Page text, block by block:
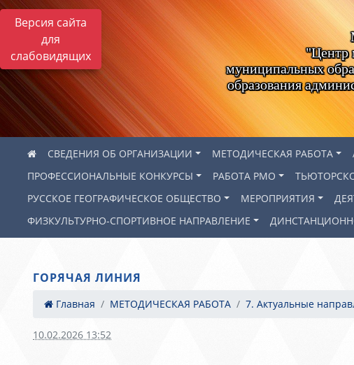
Версия сайта
для
слабовидящих
"Центр
муниципальных
образования
СВЕДЕНИЯ ОБ ОРГАНИЗАЦИИ МЕТОДИЧЕСКАЯ РАБОТА
ПРОФЕССИОНАЛЬНЫЕ КОНКУРСЫ
РАБОТА РМО
РУССКОЕ ГЕОГРАФИЧЕСКОЕ ОБЩЕСТВО
МЕРОПРИЯТИЯ
ФИЗКУЛЬТУРНО-СПОРТИВНОЕ НАПРАВЛЕНИЕ
ГОРЯЧАЯ ЛИНИЯ
Главная МЕТОДИЧЕСКАЯ РАБОТА 7. Актуальные
10.02.2026 13:52